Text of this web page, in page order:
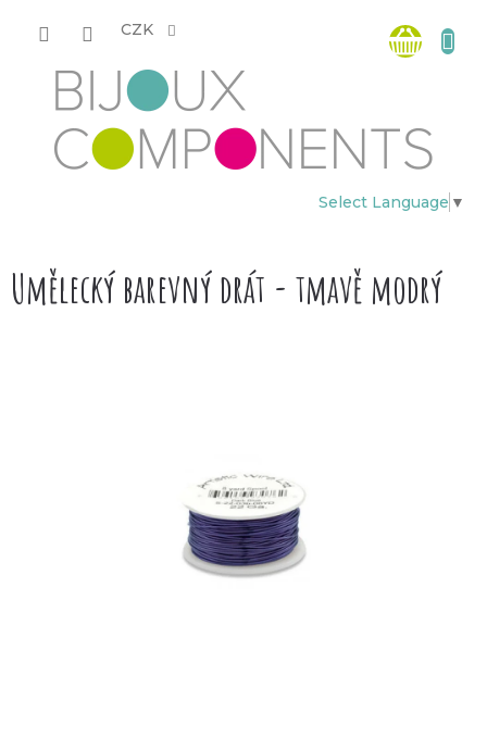
CZK
Select Language ▼
košík
Umělecký barevný drát - tmavě modrý